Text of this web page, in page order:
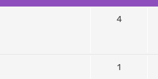
4
1